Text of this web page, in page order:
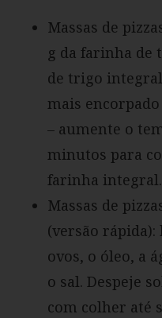
Massas de
g da farinha de
de trigo
mais
– aumente o
minutos para
farinha integral.
Massas de
(versão
ovos, o óleo, a
o sal. Despeje
com colher até